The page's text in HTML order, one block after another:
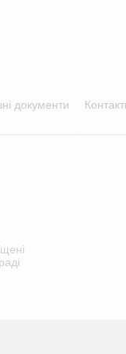
документи